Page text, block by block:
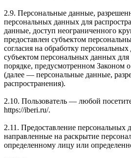
2.9. Персональные данные,
персональных данных для
данные, доступ неограниченного
предоставлен субъектом
согласия на обработку
субъектом персональных данных для
порядке, предусмотренном Законом
(далее — персональные данные,
распространения).
2.10. Пользователь — любой
https://iberi.ru/.
2.11. Предоставление
направленные на раскрытие
определенному лицу или